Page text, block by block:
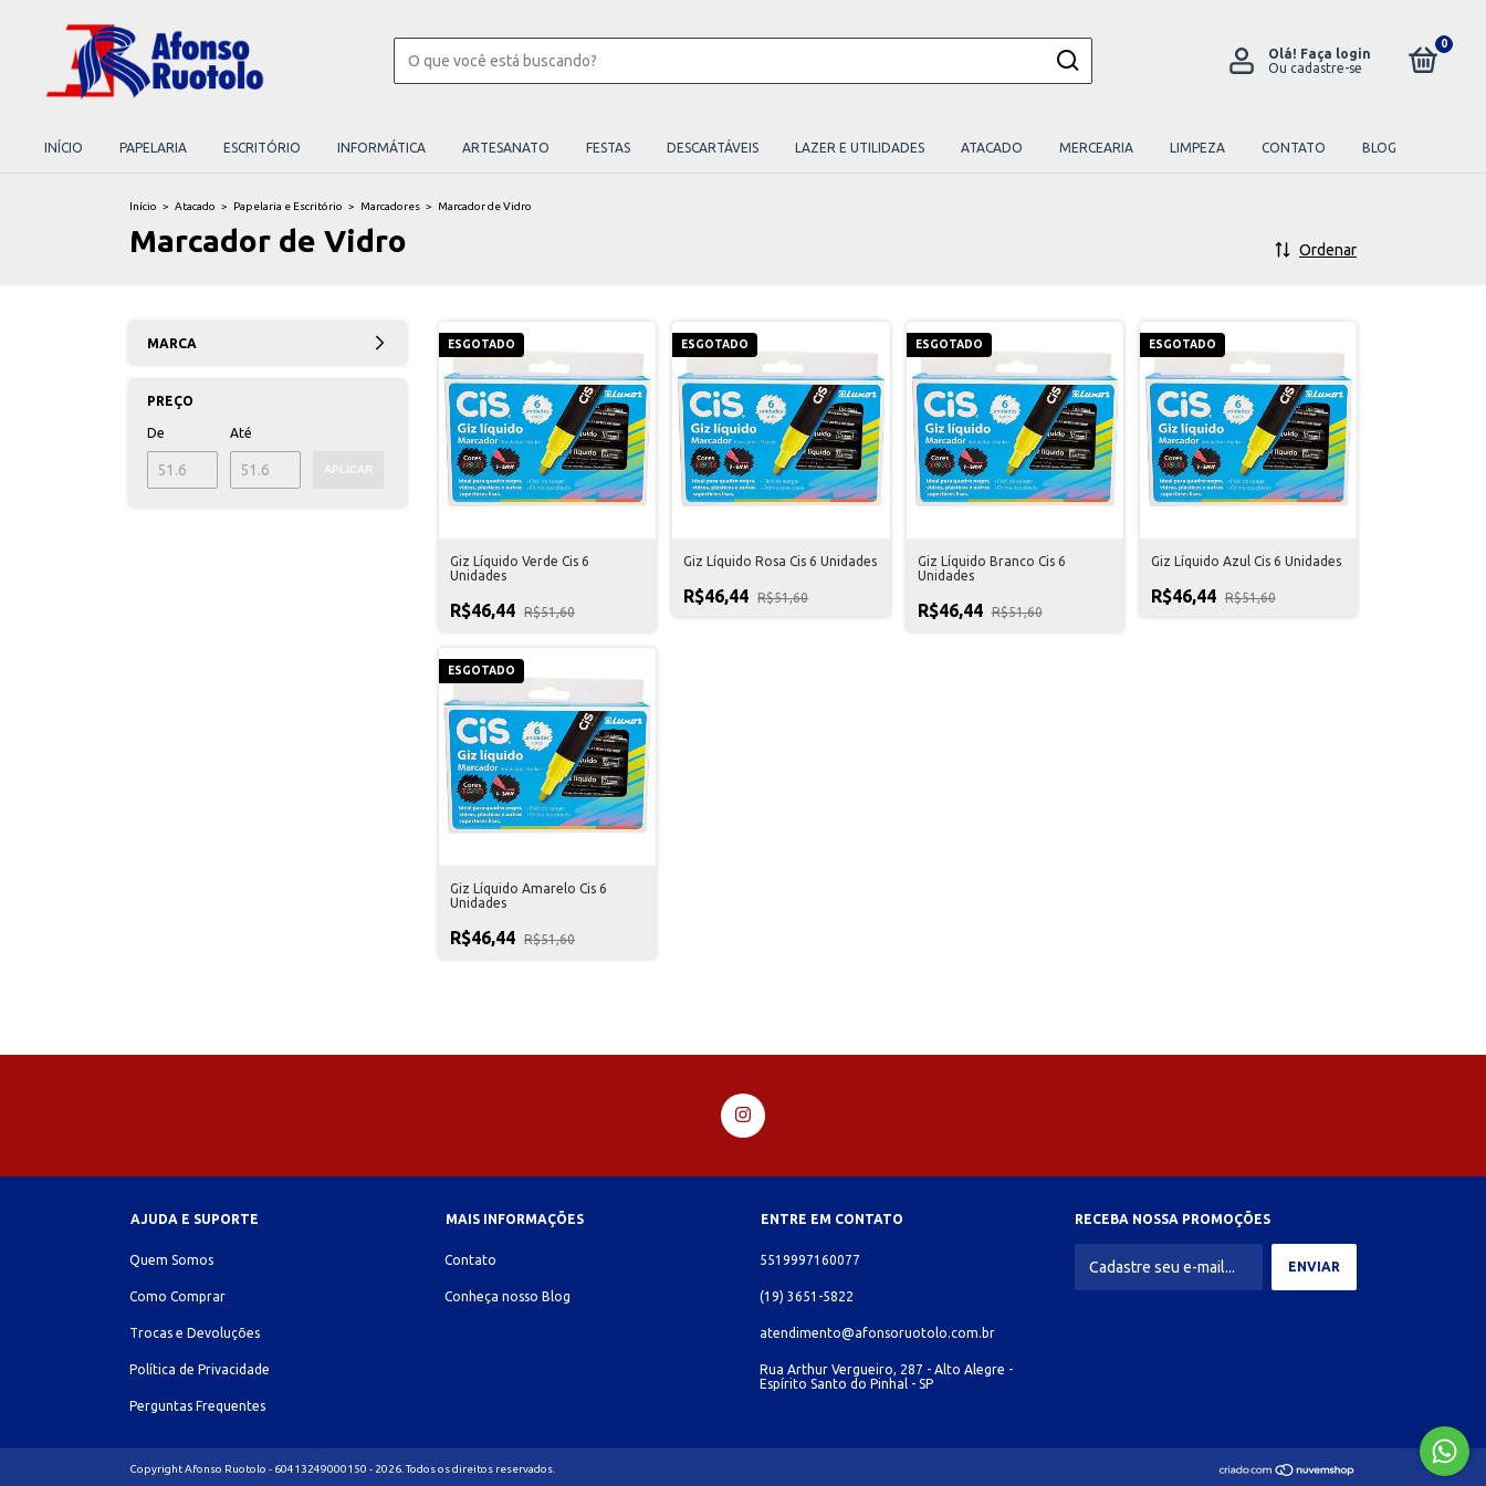
Olá! Faça login
Ou cadastre-se
0
INÍCIO PAPELARIA ESCRITÓRIO INFORMÁTICA ARTESANATO FESTAS DESCARTÁVEIS LAZER E UTILIDADES ATACADO MERCEARIA LIMPEZA CONTATO BLOG
Início > Atacado > Papelaria e Escritório > Marcadores > Marcador de Vidro
Marcador de Vidro Ordenar
MARCA
PREÇO
De Até
APLICAR
ESGOTADO
Giz Líquido Verde Cis 6
Unidades
R$46,44 R$51,60
ESGOTADO
Giz Líquido Rosa Cis 6 Unidades
R$46,44 R$51,60
ESGOTADO
Giz Líquido Branco Cis 6
Unidades
R$46,44 R$51,60
ESGOTADO
Giz Líquido Azul Cis 6 Unidades
R$46,44 R$51,60
ESGOTADO
Giz Líquido Amarelo Cis 6
Unidades
R$46,44 R$51,60
AJUDA E SUPORTE
Quem Somos
Como Comprar
Trocas e Devoluções
Política de Privacidade
Perguntas Frequentes
MAIS INFORMAÇÕES
Contato
Conheça nosso Blog
ENTRE EM CONTATO
5519997160077
(19) 3651-5822
atendimento@afonsoruotolo.com.br
Rua Arthur Vergueiro, 287 - Alto Alegre -
Espírito Santo do Pinhal - SP
RECEBA NOSSA PROMOÇÕES
Copyright Afonso Ruotolo - 60413249000150 - 2026. Todos os direitos reservados.